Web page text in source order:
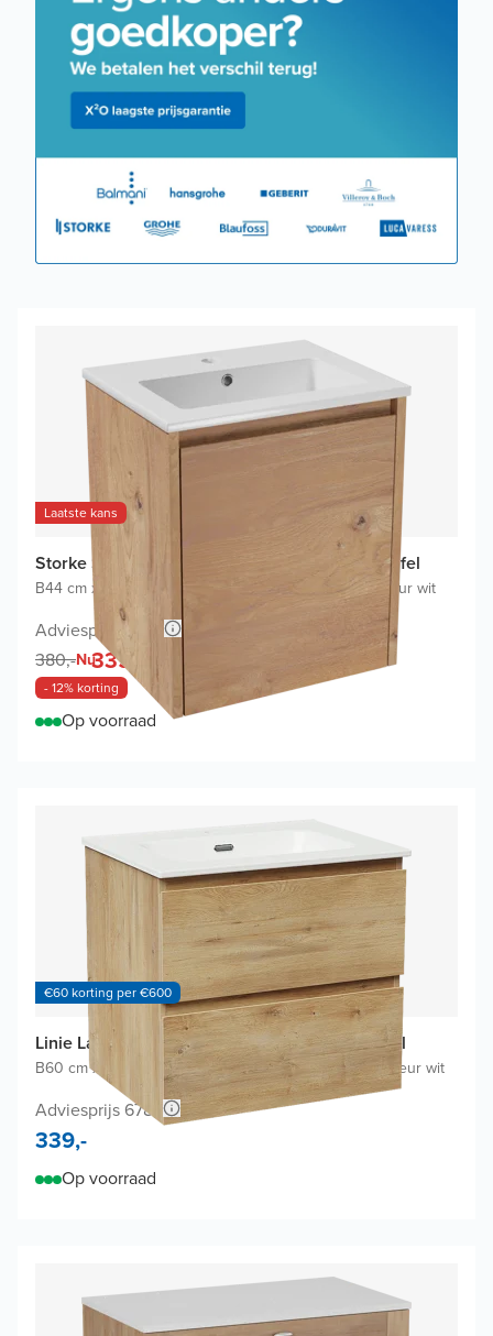
Laatste kans
Storke Seda badkamermeubel met Diva Wastafel
B44 cm x D35 cm Wastafel in kleur wit
Adviesprijs 670,-
380,-Nu335,-
- 12% korting
Op voorraad
€60 korting per €600
Linie Lado badkamermeubel met Baro Wastafel
B60 cm x D46 cm Onderkast Natuur eik Wastafel in kleur wit
Adviesprijs 678,-
339,-
Op voorraad